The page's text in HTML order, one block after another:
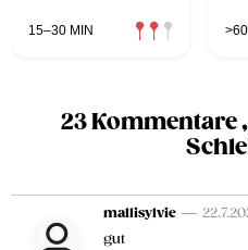
15–30 MIN
23
mallisylvie —
gut